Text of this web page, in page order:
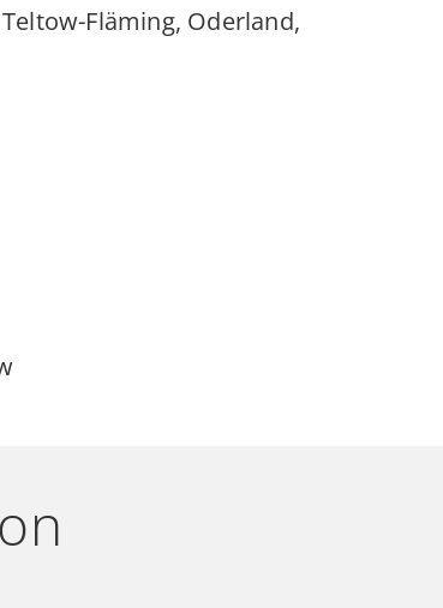
Fläming, Oderland,